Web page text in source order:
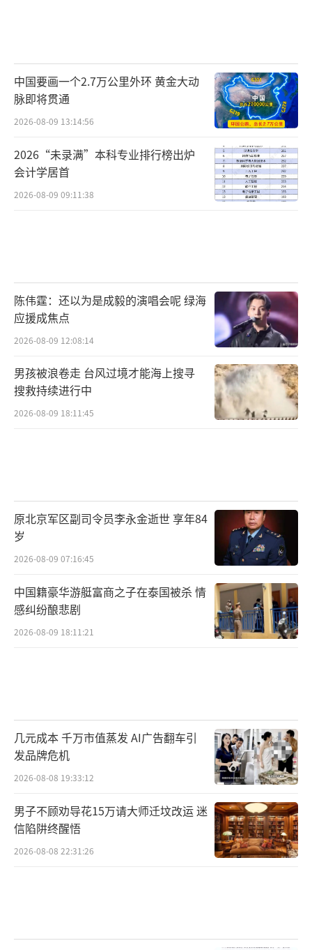
中国要画一个2.7万公里外环 黄金大动
脉即将贯通
2026-08-09 13:14:56
2026“未录满”本科专业排行榜出炉
会计学居首
2026-08-09 09:11:38
陈伟霆：还以为是成毅的演唱会呢 绿海
应援成焦点
2026-08-09 12:08:14
男孩被浪卷走 台风过境才能海上搜寻
搜救持续进行中
2026-08-09 18:11:45
原北京军区副司令员李永金逝世 享年84
岁
2026-08-09 07:16:45
中国籍豪华游艇富商之子在泰国被杀 情
感纠纷酿悲剧
2026-08-09 18:11:21
几元成本 千万市值蒸发 AI广告翻车引
发品牌危机
2026-08-08 19:33:12
男子不顾劝导花15万请大师迁坟改运 迷
信陷阱终醒悟
2026-08-08 22:31:26